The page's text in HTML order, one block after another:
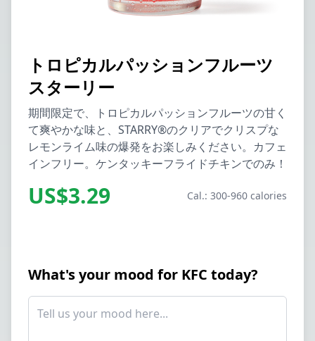
トロピカルパッションフルーツ
スターリー
期間限定で、トロピカルパッションフルーツの甘く
て爽やかな味と、STARRY®のクリアでクリスプな
レモンライム味の爆発をお楽しみください。カフェ
インフリー。ケンタッキーフライドチキンでのみ！
US$3.29 Cal.: 300-960 calories
What's your mood for KFC today?